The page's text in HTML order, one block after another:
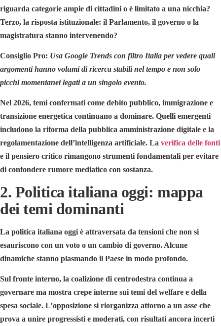
riguarda categorie ampie di cittadini o è limitato a una nicchia?
Terzo, la risposta istituzionale: il Parlamento, il governo o la
magistratura stanno intervenendo?
Consiglio Pro: Usa Google Trends con filtro Italia per vedere quali
argomenti hanno volumi di ricerca stabili nel tempo e non solo
picchi momentanei legati a un singolo evento.
Nel 2026, temi confermati come debito pubblico, immigrazione e
transizione energetica continuano a dominare. Quelli emergenti
includono la riforma della pubblica amministrazione digitale e la
regolamentazione dell’intelligenza artificiale. La verifica delle fonti
e il pensiero critico rimangono strumenti fondamentali per evitare
di confondere rumore mediatico con sostanza.
2. Politica italiana oggi: mappa
dei temi dominanti
La politica italiana oggi è attraversata da tensioni che non si
esauriscono con un voto o un cambio di governo. Alcune
dinamiche stanno plasmando il Paese in modo profondo.
Sul fronte interno, la coalizione di centrodestra continua a
governare ma mostra crepe interne sui temi del welfare e della
spesa sociale. L’opposizione si riorganizza attorno a un asse che
prova a unire progressisti e moderati, con risultati ancora incerti